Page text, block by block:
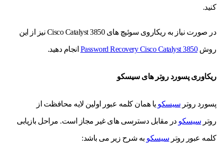
كنيد.
در صورت نیاز به ریکاروی سوئیچ های Cisco Catalyst 3850 نیز از این
روشPassword Recovery Cisco Catalyst 3850 انجام دهید.
ریکاوری پسورد روتر های سیسکو
پسورد روتر سیسکو یا همان کلمه عبور اولین لایه محافظت از
روتر سیسکو در مقابل دسترسی های غیر مجاز است. مراحل بازیابی
کلمه عبور روتر سیسکو به شرح زیر می باشد: